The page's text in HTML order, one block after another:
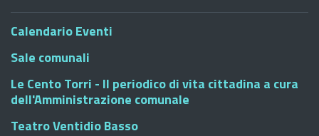
Calendario Eventi
Sale comunali
Le Cento Torri - Il periodico di vita cittadina a cura
dell'Amministrazione comunale
Teatro Ventidio Basso